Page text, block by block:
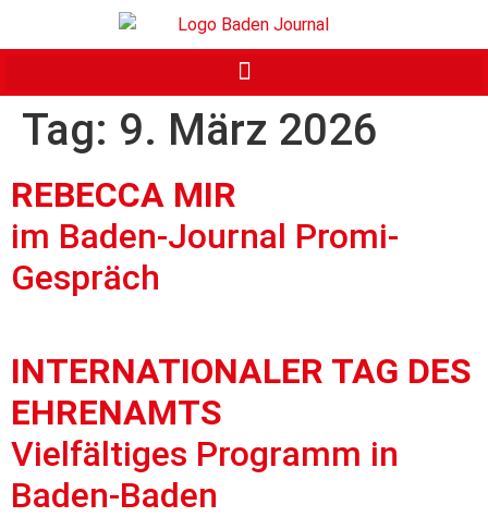
Tag: 9. März 2026
REBECCA MIR
im Baden-Journal Promi-
Gespräch
INTERNATIONALER TAG DES
EHRENAMTS
Vielfältiges Programm in
Baden-Baden